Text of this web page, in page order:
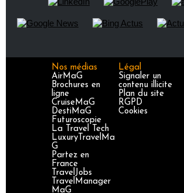
Nos médias
AirMaG
Brochures en
ligne
CruiseMaG
DestiMaG
Futuroscopie
La Travel Tech
LuxuryTravelMa
G
Partez en
France
TravelJobs
TravelManager
MaG
Légal
Signaler un
contenu illicite
Plan du site
RGPD
Cookies